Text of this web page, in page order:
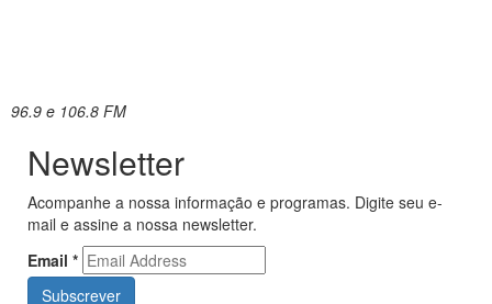
96.9 e 106.8 FM
Newsletter
Acompanhe a nossa informação e programas. Digite seu e-
mail e assine a nossa newsletter.
Email *